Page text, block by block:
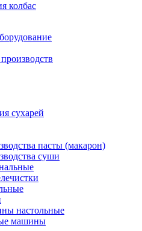
колбас
сухарей
пасты (макарон)
суши
настольные
машины